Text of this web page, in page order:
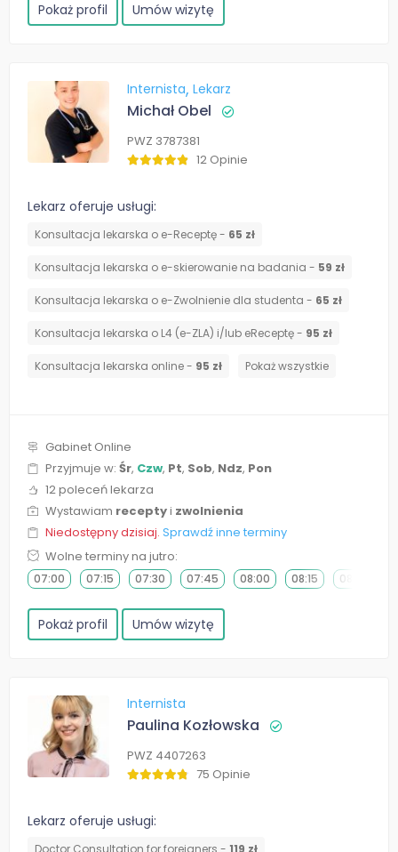
Pokaż profil Umów wizytę
Internista Lekarz
Michał Obel
PWZ 3787381
12 Opinie
Lekarz oferuje usługi:
Konsultacja lekarska o e-Receptę - 65 zł
Konsultacja lekarska o e-skierowanie na badania - 59 zł
Konsultacja lekarska o e-Zwolnienie dla studenta - 65 zł
Konsultacja lekarska o L4 (e-ZLA) i/lub eReceptę - 95 zł
Konsultacja lekarska online - 95 zł Pokaż wszystkie
Gabinet Online
Przyjmuje w: Śr, Czw, Pt, Sob, Ndz, Pon
12 poleceń lekarza
Wystawiam receptyi zwolnienia
Niedostępny dzisiaj. Sprawdź inne terminy
Wolne terminy na jutro:
07:00 07:15 07:30 07:45 08:00 08:15 08:30
Pokaż profil Umów wizytę
Internista
Paulina Kozłowska
PWZ 4407263
75 Opinie
Lekarz oferuje usługi:
Doctor Consultation for foreigners - 119 zł